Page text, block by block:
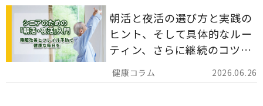
2026.06.26
朝活と夜活の選び方と実践の
ヒント、そして具体的なルー
ティン、さらに継続のコツま
でを詳しくご紹介します。